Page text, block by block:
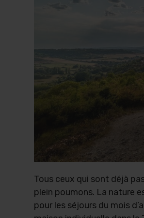
Tous ceux qui sont déjà
plein poumons. La nature
pour les séjours du mois